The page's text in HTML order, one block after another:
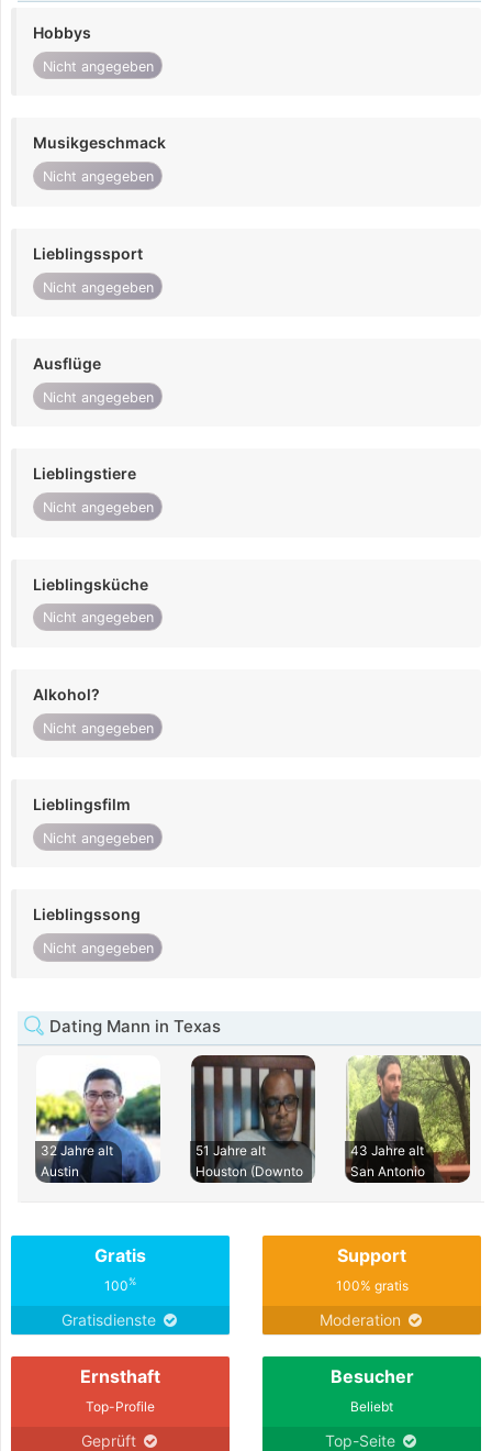
Hobbys
Nicht angegeben
Musikgeschmack
Nicht angegeben
Lieblingssport
Nicht angegeben
Ausflüge
Nicht angegeben
Lieblingstiere
Nicht angegeben
Lieblingsküche
Nicht angegeben
Alkohol?
Nicht angegeben
Lieblingsfilm
Nicht angegeben
Lieblingssong
Nicht angegeben
Dating Mann in Texas
32 Jahre alt
Austin
51 Jahre alt
Houston (Downto
43 Jahre alt
San Antonio
Gratis
100%
Gratisdienste
Support
100% gratis
Moderation
Ernsthaft
Top-Profile
Geprüft
Besucher
Beliebt
Top-Seite